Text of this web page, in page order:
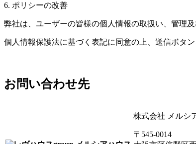
6. ポリシーの改善
弊社は、ユーザーの皆様の個人情報の取扱い、管理
個人情報保護法に基づく表記に同意の上、送信ボタン
お問い合わせ先
株式会社 メルシ
〒545-0014